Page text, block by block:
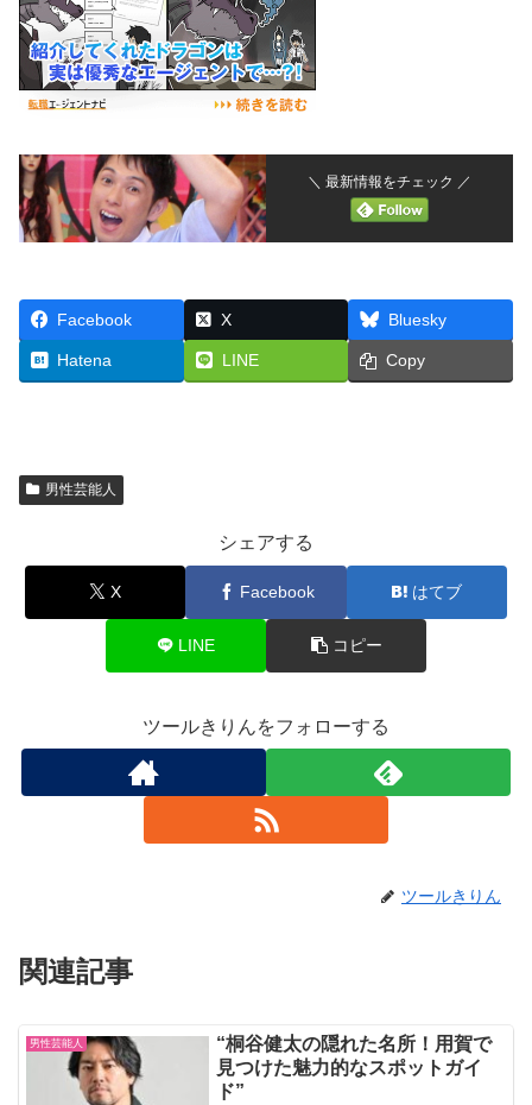
＼ 最新情報をチェック ／
Facebook X Bluesky
Hatena LINE Copy
男性芸能人
シェアする
X Facebook はてブ
LINE コピー
ツールきりんをフォローする
ツールきりん
関連記事
男性芸能人
“桐谷健太の隠れた名所！用賀で
見つけた魅力的なスポットガイ
ド”